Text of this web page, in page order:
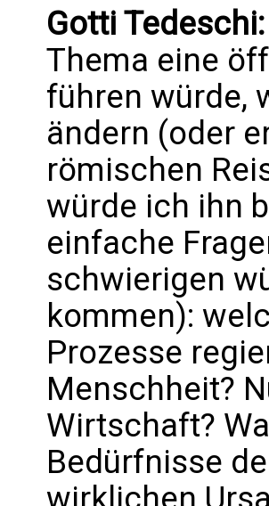
Gotti
Thema eine
führen würde,
ändern (oder
römischen
würde ich ihn
einfache
schwierigen
kommen):
Prozesse
Menschheit?
Wirtschaft?
Bedürfnisse